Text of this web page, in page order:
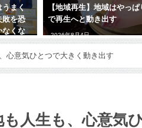
うまく
敗を恐
なくな
【地域再生】地域はやっぱ
で再生へと動き出す
2026年8月4日
心意気ひとつで大きく動き出す
も人生も、心意気